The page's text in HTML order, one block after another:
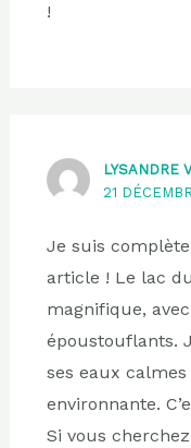
!
LYSANDRE
21
Je suis
article ! Le lac
magnifique,
époustouflants.
ses eaux
environnante.
Si vous